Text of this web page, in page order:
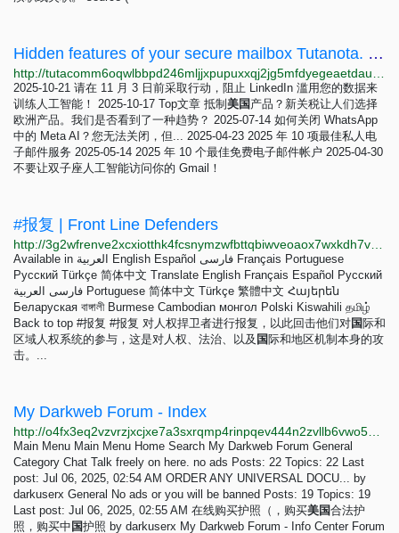
Hidden features of your secure mailbox Tutanota. | Tuta
2025-10-21 请在 11 月 3 日前采取行动，阻止 LinkedIn 滥用您的数据来
训练人工智能！ 2025-10-17 Top文章 抵制 美国 产品？新关税让人们选择
欧洲产品。我们是否看到了一种趋势？ 2025-07-14 如何关闭 WhatsApp
中的 Meta AI？您无法关闭，但... 2025-04-23 2025 年 10 项最佳私人电
子邮件服务 2025-05-14 2025 年 10 个最佳免费电子邮件帐户 2025-04-30
不要让双子座人工智能访问你的 Gmail！
#报复 | Front Line Defenders
Available in العربية English Español فارسی Français Portuguese
Русский Türkçe 简体中文 Translate English Français Español Русский
فارسی العربية Portuguese 简体中文 Türkçe 繁體中文 Հայերեն
Беларуская বাঙ্গালী Burmese Cambodian монгол Polski Kiswahili தமிழ்
Back to top #报复 #报复 对人权捍卫者进行报复，以此回击他们对国 际和
区域人权系统的参与，这是对人权、法治、以及 国 际和地区机制本身的攻
击。...
My Darkweb Forum - Index
Main Menu Main Menu Home Search My Darkweb Forum General
Category Chat Talk freely on here. no ads Posts: 22 Topics: 22 Last
post: Jul 06, 2025, 02:54 AM ORDER ANY UNIVERSAL DOCU... by
darkuserx General No ads or you will be banned Posts: 19 Topics: 19
Last post: Jul 06, 2025, 02:55 AM 在线购买护照（，购买美国合法护
照，购买中 国护照 by darkuserx My Darkweb Forum - Info Center Forum